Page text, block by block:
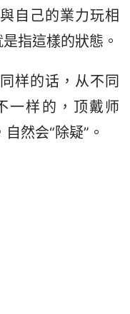
自己的業力玩相
指這樣的狀態。
样的话，从不同
一样的，顶戴师
然会“除疑”。